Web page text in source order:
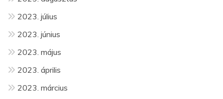
2023. július
2023. június
2023. május
2023. április
2023. március